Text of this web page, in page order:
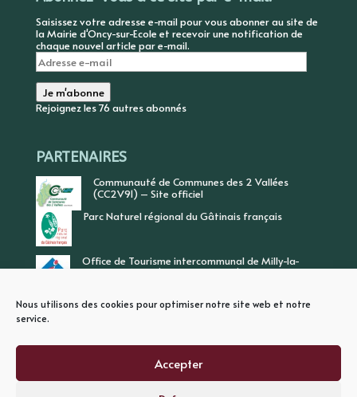
Nous utilisons des cookies pour optimiser notre site web et notre
service.
Accepter
Saisissez votre adresse e-mail pour vous abonner au site de
la Mairie d'Oncy-sur-Ecole et recevoir une notification de
chaque nouvel article par e-mail.
Adresse
e-
mail
Je m'abonne
Rejoignez les 76 autres abonnés
PARTENAIRES
Communauté de Communes des 2 Vallées
(CC2V91) – Site officiel
Parc Naturel régional du Gâtinais français
Office de Tourisme intercommunal de Milly-la-
Forêt, Vallée de l’Ecole, Vallée de l’Essonne